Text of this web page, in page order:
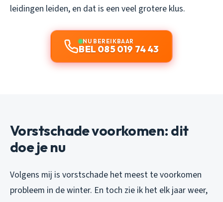
leidingen leiden, en dat is een veel grotere klus.
NU BEREIKBAAR
BEL 085 019 74 43
Vorstschade voorkomen: dit
doe je nu
Volgens mij is vorstschade het meest te voorkomen
probleem in de winter. En toch zie ik het elk jaar weer,